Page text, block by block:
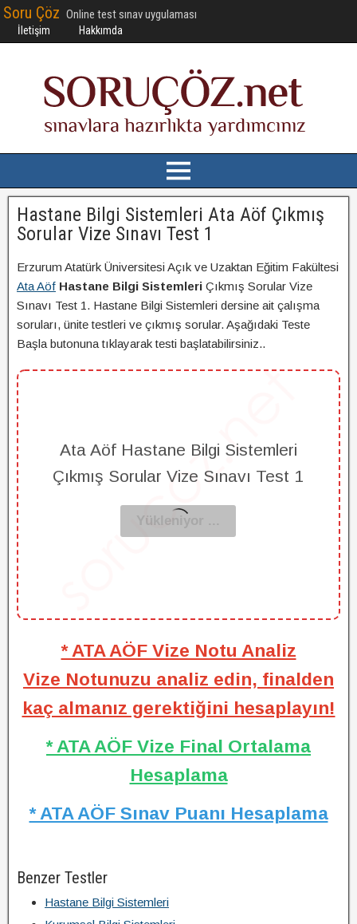
Soru Çöz Online test sınav uygulaması
İletişim Hakkımda
Hastane Bilgi Sistemleri Ata Aöf Çıkmış
Sorular Vize Sınavı Test 1
Erzurum Atatürk Üniversitesi Açık ve Uzaktan Eğitim Fakültesi
Ata Aöf Hastane Bilgi Sistemleri Çıkmış Sorular Vize
Sınavı Test 1. Hastane Bilgi Sistemleri dersine ait çalışma
soruları, ünite testleri ve çıkmış sorular. Aşağıdaki Teste
Başla butonuna tıklayarak testi başlatabilirsiniz..
Ata Aöf Hastane Bilgi Sistemleri
Çıkmış Sorular Vize Sınavı Test 1
* ATA AÖF Vize Notu Analiz
Vize Notunuzu analiz edin, finalden
kaç almanız gerektiğini hesaplayın!
* ATA AÖF Vize Final Ortalama
Hesaplama
* ATA AÖF Sınav Puanı Hesaplama
Benzer Testler
Hastane Bilgi Sistemleri